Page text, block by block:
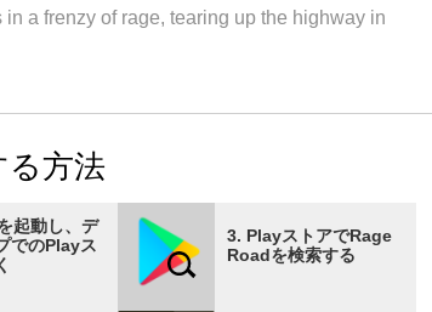
a frenzy of rage, tearing up the highway in
special-agent training to see you through, can
る方法
起動し、デ
でのPlayス
3. PlayストアでRage
Roadを検索する